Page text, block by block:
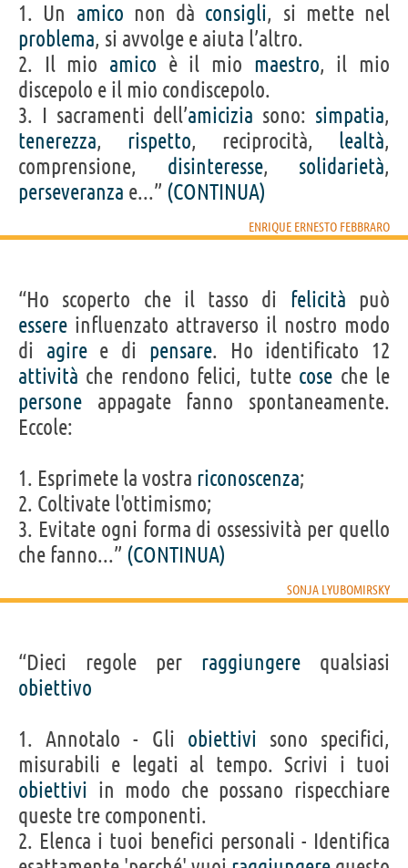
1. Un amico non dà consigli, si mette nel
problema, si avvolge e aiuta l’altro.
2. Il mio amico è il mio maestro, il mio
discepolo e il mio condiscepolo.
3. I sacramenti dell’amicizia sono: simpatia,
tenerezza, rispetto, reciprocità, lealtà,
comprensione, disinteresse, solidarietà,
perseveranza e...” (CONTINUA)
ENRIQUE ERNESTO FEBBRARO
“Ho scoperto che il tasso di felicità può
essere influenzato attraverso il nostro modo
di agiree di pensare. Ho identificato 12
attività che rendono felici, tutte cose che le
persone appagate fanno spontaneamente.
Eccole:
1. Esprimete la vostra riconoscenza;
2. Coltivate l'ottimismo;
3. Evitate ogni forma di ossessività per quello
che fanno...” (CONTINUA)
SONJA LYUBOMIRSKY
“Dieci regole per raggiungere qualsiasi
obiettivo
1. Annotalo - Gli obiettivi sono specifici,
misurabili e legati al tempo. Scrivi i tuoi
obiettivi in modo che possano rispecchiare
queste tre componenti.
2. Elenca i tuoi benefici personali - Identifica